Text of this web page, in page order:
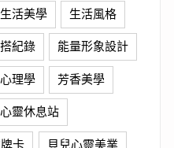
生活美學 生活風格
紀錄 能量形象設計
理學 芳香美學
靈休息站
卡 貝兒心靈美業